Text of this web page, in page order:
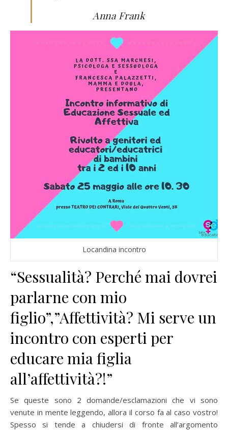
Anna Frank
Locandina incontro
“Sessualità? Perché mai dovrei
parlarne con mio
figlio”,”Affettività? Mi serve un
incontro con esperti per
educare mia figlia
all’affettività?!”
Se queste sono 2 domande/esclamazioni che vi sono
venute in mente leggendo, allora il corso fa al caso vostro!
Spesso si tende a chiudersi di fronte all’argomento